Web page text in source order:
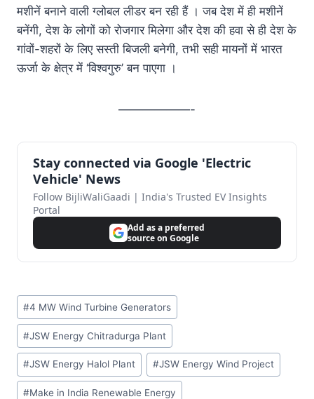
मशीनें बनाने वाली ग्लोबल लीडर बन रही हैं । जब देश में ही मशीनें
बनेंगी, देश के लोगों को रोजगार मिलेगा और देश की हवा से ही देश के
गांवों-शहरों के लिए सस्ती बिजली बनेगी, तभी सही मायनों में भारत
ऊर्जा के क्षेत्र में ‘विश्वगुरु’ बन पाएगा ।
——————-
Stay connected via Google 'Electric
Vehicle' News
Follow BijliWaliGaadi | India's Trusted EV Insights
Portal
Add as a preferred
source on Google
Post
Tags:
#4 MW Wind Turbine Generators
#JSW Energy Chitradurga Plant
#JSW Energy Halol Plant #JSW Energy Wind Project
#Make in India Renewable Energy